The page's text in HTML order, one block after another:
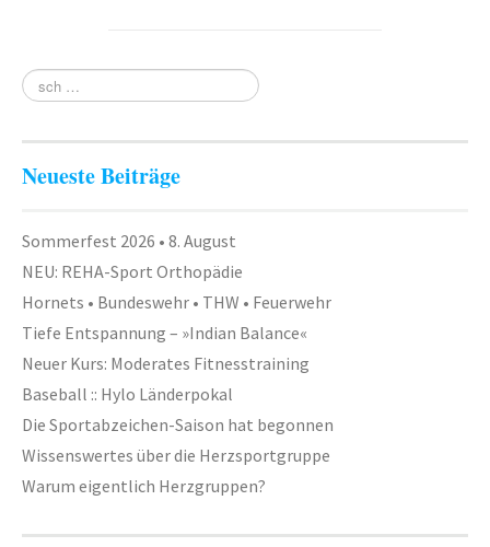
Geräteturnen
Kraft und Fitness
Schwimmen
Schwimmen lernen
Seepferdchen
Schwimmer
Seniorensport
Neueste Beiträge
Sommerfest 2026 • 8. August
NEU: REHA-Sport Orthopädie
Hornets • Bundeswehr • THW • Feuerwehr
Tiefe Entspannung – »Indian Balance«
Neuer Kurs: Moderates Fitnesstraining
Baseball :: Hylo Länderpokal
Die Sportabzeichen-Saison hat begonnen
Wissenswertes über die Herzsportgruppe
Warum eigentlich Herzgruppen?